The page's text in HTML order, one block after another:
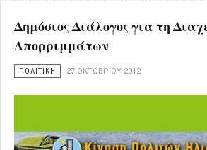
Δημόσιος Διάλογος για τη
Απορριμμάτων
ΠΟΛΙΤΙΚΗ 27 ΟΚΤΩΒΡΊΟΥ 2012